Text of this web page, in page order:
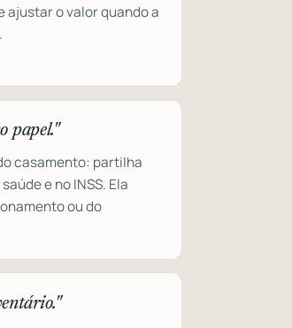
ajustar o valor quando a
papel."
casamento: partilha
e no INSS. Ela
ou do